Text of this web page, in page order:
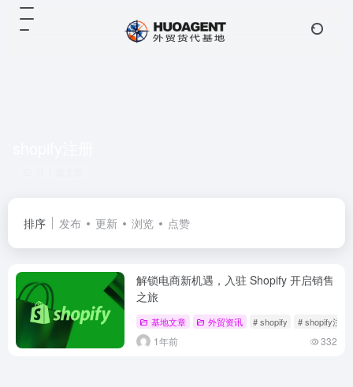
排序 发布 更新 浏览 点赞
解锁电商新机遇，入驻 Shopify 开启销售
之旅
基地文章 外贸资讯 # shopify # shopify注册
1年前 332